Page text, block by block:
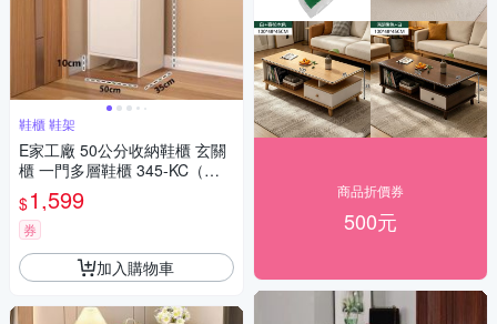
鞋櫃 鞋架
E家工廠 50公分收納鞋櫃 玄關
櫃 一門多層鞋櫃 345-KC（奶
白色）
$1,599
券
加入購物車
商品折價券
500元